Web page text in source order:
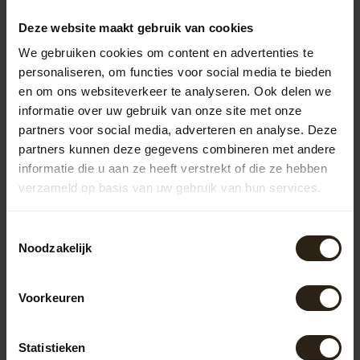
Deze website maakt gebruik van cookies
We gebruiken cookies om content en advertenties te
personaliseren, om functies voor social media te bieden
en om ons websiteverkeer te analyseren. Ook delen we
informatie over uw gebruik van onze site met onze
partners voor social media, adverteren en analyse. Deze
partners kunnen deze gegevens combineren met andere
informatie die u aan ze heeft verstrekt of die ze hebben
verzameld op basis van uw gebruik van hun services.
Noodzakelijk
Voorkeuren
Statistieken
Vragen over dit product?
Neem gerust contact op met onze klantenservice op
info@barrelatelier.nl
Recently viewed